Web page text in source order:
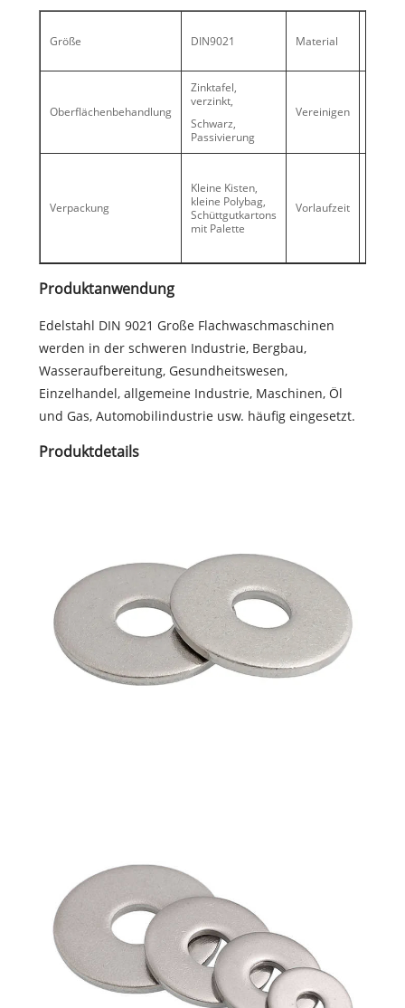
Größe DIN9021 Material
Oberflächenbehandlung
Zinktafel,
verzinkt,
Schwarz,
Passivierung
Vereinigen
Verpackung
Kleine Kisten,
kleine Polybag,
Schüttgutkartons
mit Palette
Vorlaufzeit
Produktanwendung
Edelstahl DIN 9021 Große Flachwaschmaschinen
werden in der schweren Industrie, Bergbau,
Wasseraufbereitung, Gesundheitswesen,
Einzelhandel, allgemeine Industrie, Maschinen, Öl
und Gas, Automobilindustrie usw. häufig eingesetzt.
Produktdetails